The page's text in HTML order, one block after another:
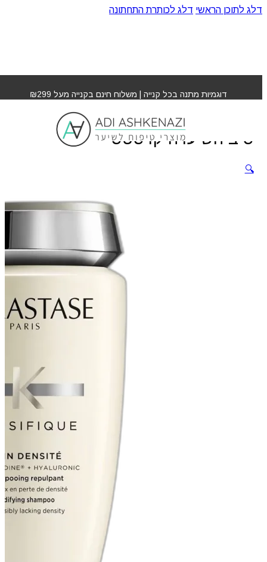
דלג לתוכן הראשי דלג לכותרת התחתונה
דוגמיות מתנה בכל קנייה | משלוח חינם בקנייה מעל ₪299קרסטס
שמפו בן דנסיטא לעיבוי
סיב השיערה קרסטס
🔍